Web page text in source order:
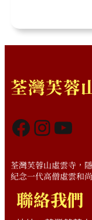
荃灣芙蓉
Facebook InstagramYouTube
荃灣芙蓉山虛雲寺，
紀念一代高僧虛雲和尚
聯絡我們